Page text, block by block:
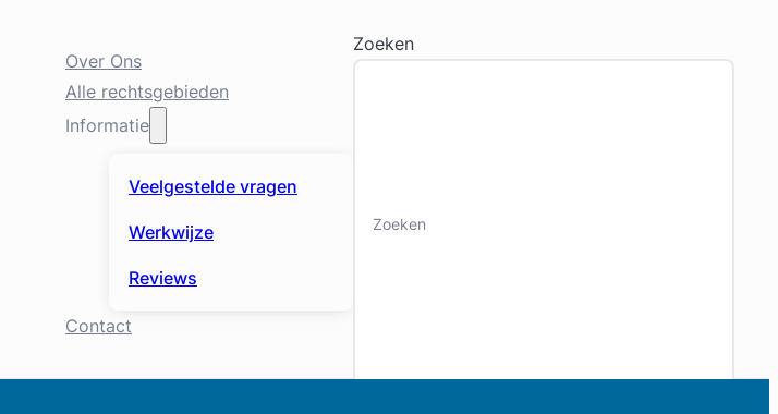
Over Ons
Alle rechtsgebieden
Informatie
Veelgestelde vragen
Werkwijze
Reviews
Contact
Zoeken